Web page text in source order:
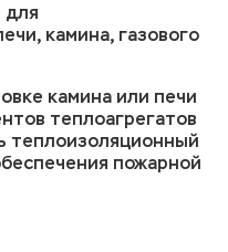
для
камина, газового
камина или печи
теплоагрегатов
теплоизоляционный
пожарной